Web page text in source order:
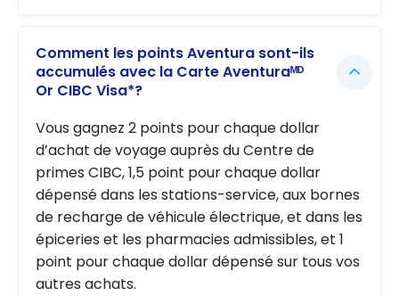
Comment les points Aventura sont-ils
accumulés avec la Carte Aventuraᴹᴰ
Or CIBC Visa*?
Vous gagnez 2 points pour chaque dollar
d’achat de voyage auprès du Centre de
primes CIBC, 1,5 point pour chaque dollar
dépensé dans les stations-service, aux bornes
de recharge de véhicule électrique, et dans les
épiceries et les pharmacies admissibles, et 1
point pour chaque dollar dépensé sur tous vos
autres achats.